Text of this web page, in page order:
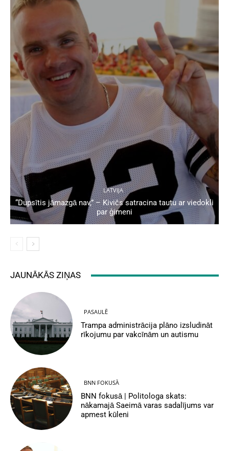
LATVIJA
“Dupsītis jāmazgā nav,” – Kivičs satracina tautu ar viedokli
par ģimeni
JAUNĀKĀS ZIŅAS
PASAULĒ
Trampa administrācija plāno izsludināt
rīkojumu par vakcīnām un autismu
BNN FOKUSĀ
BNN fokusā | Politologa skats:
nākamajā Saeimā varas sadalījums var
apmest kūleni